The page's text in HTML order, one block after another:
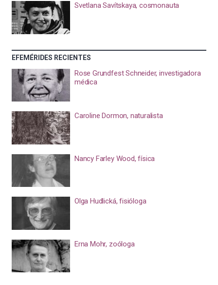
Svetlana Savítskaya, cosmonauta
EFEMÉRIDES RECIENTES
Rose Grundfest Schneider, investigadora
médica
Caroline Dormon, naturalista
Nancy Farley Wood, física
Olga Hudlická, fisióloga
Erna Mohr, zoóloga